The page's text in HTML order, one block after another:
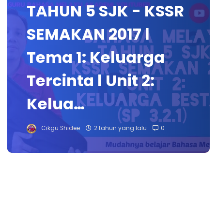
TAHUN 5 SJK - KSSR
SEMAKAN 2017 l
Tema 1: Keluarga
Tercinta l Unit 2:
Kelua…
Cikgu Shidee 2 tahun yang lalu 0